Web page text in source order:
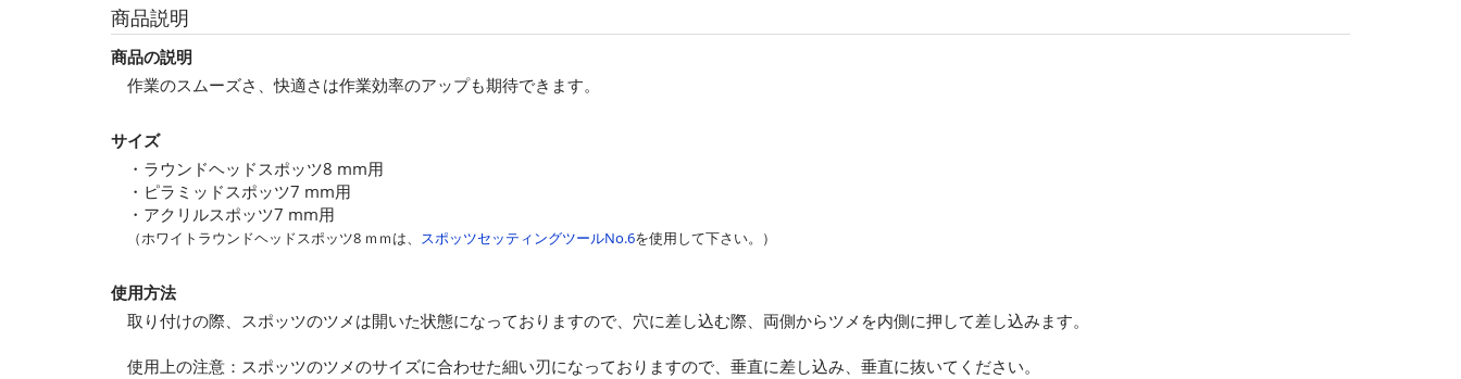
商品説明
商品の説明
作業のスムーズさ、快適さは作業効率のアップも期待できます。
サイズ
・ラウンドヘッドスポッツ8 mm用
・ピラミッドスポッツ7 mm用
・アクリルスポッツ7 mm用
（ホワイトラウンドヘッドスポッツ8 ｍｍは、 スポッツセッティングツールNo.6を使用して下さい。）
使用方法
取り付けの際、スポッツのツメは開いた状態になっておりますので、穴に差し込む際、両側からツメを内側に押して差し込みます。
使用上の注意：スポッツのツメのサイズに合わせた細い刃になっておりますので、垂直に差し込み、垂直に抜いてください。